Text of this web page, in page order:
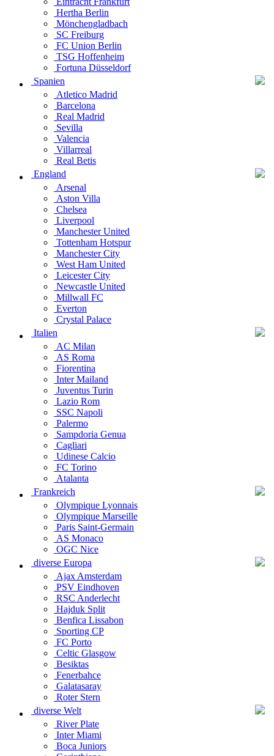
Hertha Berlin
Mönchengladbach
SC Freiburg
FC Union Berlin
TSG Hoffenheim
Fortuna Düsseldorf
Spanien
Atletico Madrid
Barcelona
Real Madrid
Sevilla
Valencia
Villarreal
Real Betis
England
Arsenal
Aston Villa
Chelsea
Liverpool
Manchester United
Tottenham Hotspur
Manchester City
West Ham United
Leicester City
Newcastle United
Millwall FC
Everton
Crystal Palace
Italien
AC Milan
AS Roma
Fiorentina
Inter Mailand
Juventus Turin
Lazio Rom
SSC Napoli
Palermo
Sampdoria Genua
Cagliari
Udinese Calcio
FC Torino
Atalanta
Frankreich
Olympique Lyonnais
Olympique Marseille
Paris Saint-Germain
AS Monaco
OGC Nice
diverse Europa
Ajax Amsterdam
PSV Eindhoven
RSC Anderlecht
Hajduk Split
Benfica Lissabon
Sporting CP
FC Porto
Celtic Glasgow
Besiktas
Fenerbahce
Galatasaray
Roter Stern
diverse Welt
River Plate
Inter Miami
Boca Juniors